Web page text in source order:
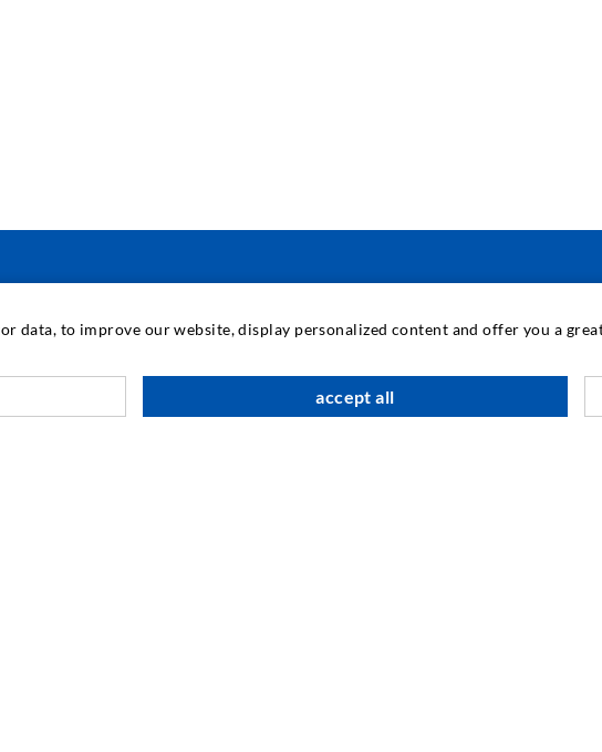
ПРОМЫШЛЕННЫЕ ТЕХНОЛОГИИ
data, to improve our website, display personalized content and offer you a
accept all